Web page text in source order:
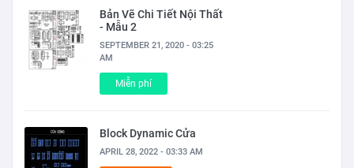
Bản Vẽ Chi Tiết Nội Thất
- Mẫu 2
SEPTEMBER 21, 2020 - 03:25
AM
Miễn phí
Block Dynamic Cửa
APRIL 28, 2022 - 03:33 AM